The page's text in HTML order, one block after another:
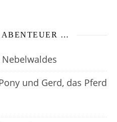
…
und Gerd, das Pferd